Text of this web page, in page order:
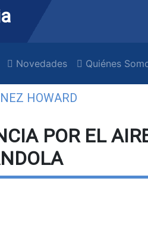
Novedades Quiénes
HOWARD
POR EL